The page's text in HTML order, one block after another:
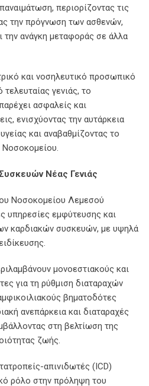
περιορίζοντας τις
την πρόγνωση των ασθενών,
την ανάγκη μεταφοράς σε άλλα
και νοσηλευτικό προσωπικό
γενιάς, το
ασφαλείς και
ενισχύοντας την αυτάρκεια
και αναβαθμίζοντας το
Νοσοκομείου.
Νέας Γενιάς
Νοσοκομείου Λεμεσού
υπηρεσίες εμφύτευσης και
καρδιακών συσκευών, με υψηλά
μονοεστιακούς και
για τη ρύθμιση διαταραχών
βηματοδότες
ανεπάρκεια και διαταραχές
στη βελτίωση της
ζωής.
απινιδωτές (ICD)
ρόλο στην πρόληψη του